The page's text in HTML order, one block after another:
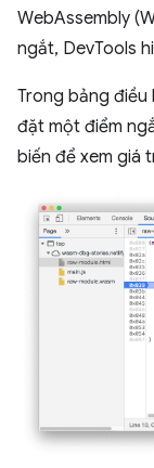
WebAssembly
ngắt, DevTools
Trong bảng điều
đặt một điểm
biến để xem giá